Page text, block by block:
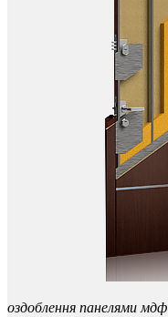
оздоблення панелями мдф